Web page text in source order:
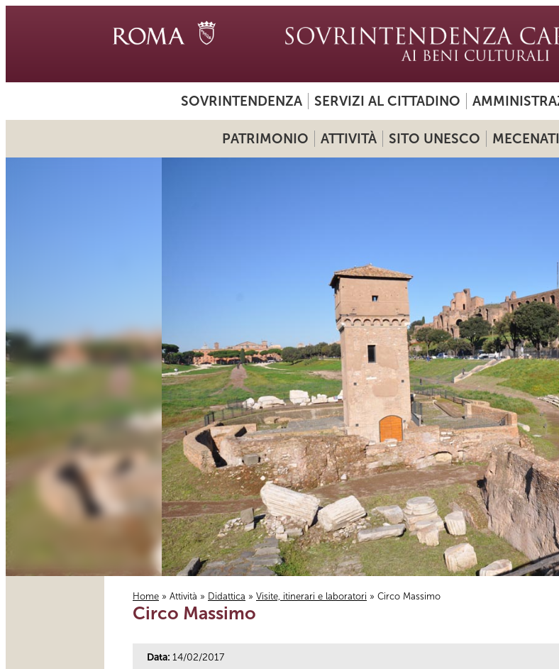
SOVRINTENDENZA SERVIZI AL CITTADINO
PATRIMONIO ATTIVITÀ SITO UNESCO
Tu sei qui
Home » Attività » Didattica » Visite, itinerari e laboratori » Circo Massimo
Circo Massimo
Data: 14/02/2017